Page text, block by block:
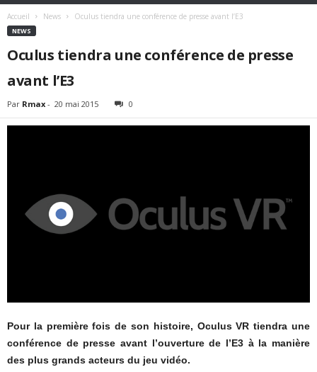
Accueil News Oculus tiendra une conférence de presse avant l’E3
NEWS
Oculus tiendra une conférence de presse
avant l’E3
Par Rmax - 20 mai 2015 0
Pour la première fois de son histoire, Oculus VR tiendra une
conférence de presse avant l’ouverture de l’E3 à la manière
des plus grands acteurs du jeu vidéo.